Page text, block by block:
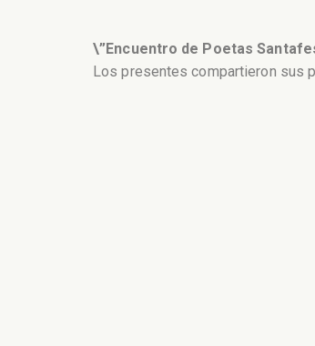
\”Encuentro de Poetas
Los presentes compartieron sus